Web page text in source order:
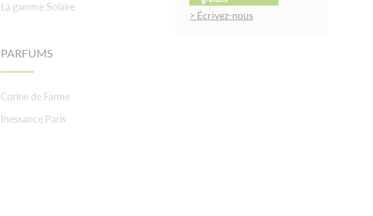
La gamme Solaire
PARFUMS
Corine de Farme
Inessance Paris
> Écrivez-nous